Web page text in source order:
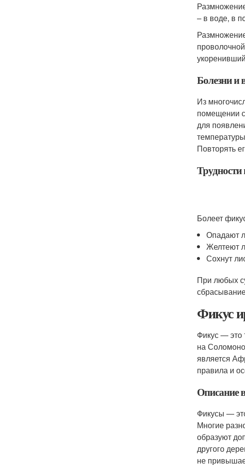
– в воде, в
Болезни и
Из
помещении
для
Повторять
Болеет
Опадают
Желтеют
Сохнут
При любых
Фикус
Фикус — это
на
является
правила и
Описание
Фикусы —
Многие
образуют
другого
не